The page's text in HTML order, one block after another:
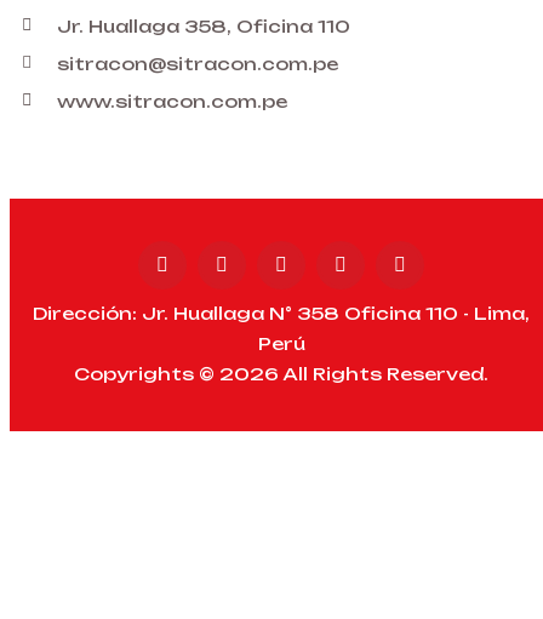
Jr. Huallaga 358, Oficina 110
sitracon@sitracon.com.pe
www.sitracon.com.pe
Dirección: Jr. Huallaga N° 358 Oficina 110 - Lima,
Perú
Copyrights © 2026 All Rights Reserved.